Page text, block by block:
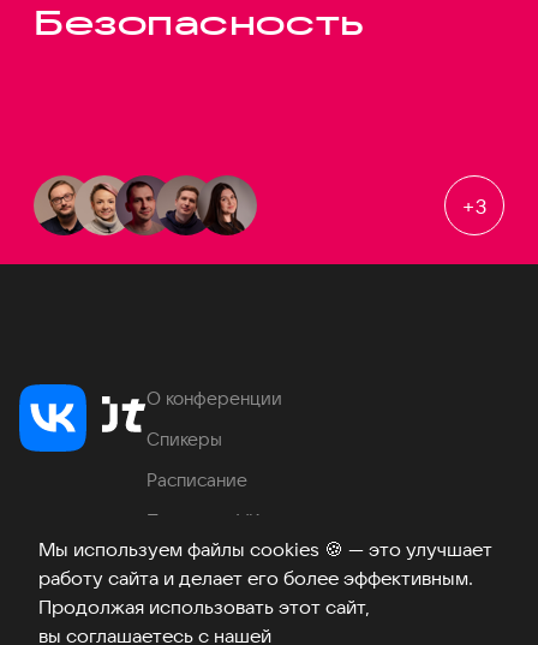
Мы используем файлы cookies 🍪 — это улучшает
работу сайта и делает его более эффективным.
Продолжая использовать этот сайт,
вы соглашаетесь с нашей
Безопасность
+3
О конференции
Спикеры
Расписание
Продукты VK
Место проведения
Часто задаваемые вопросы